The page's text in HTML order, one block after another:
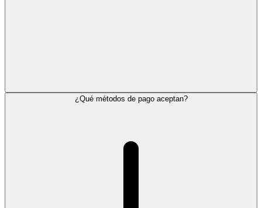
¿Qué métodos de pago aceptan?